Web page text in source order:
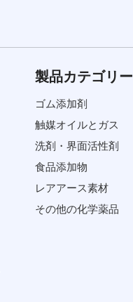
製品カテゴリー
ゴム添加剤
触媒オイルとガス
洗剤・界面活性剤
食品添加物
レアアース素材
その他の化学薬品